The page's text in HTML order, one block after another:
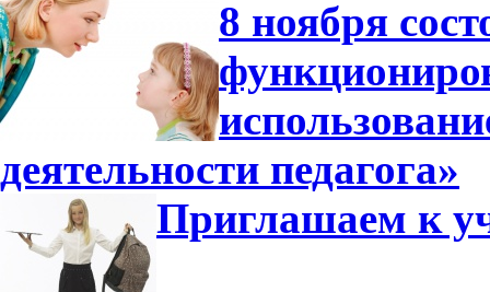
8 ноября
деятельности педагога»
Приглашаем к